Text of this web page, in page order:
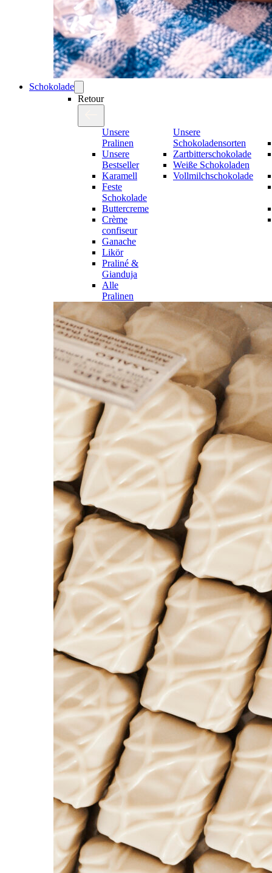
Schokolade
Retour
Unsere
Pralinen
Unsere
Bestseller
Karamell
Feste
Schokolade
Buttercreme
Crème
confiseur
Ganache
Likör
Praliné &
Gianduja
Alle
Pralinen
Unsere
Schokoladensorten
Zartbitterschokolade
Weiße Schokoladen
Vollmilchschokolade